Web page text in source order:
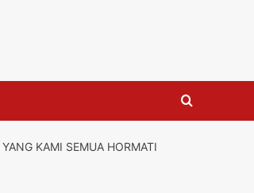
KAMI SEMUA HORMATI